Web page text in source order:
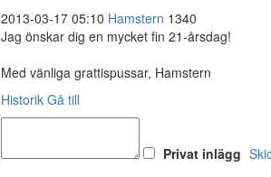
2013-03-17 05:10 Hamstern 1340
Jag önskar dig en mycket fin 21-årsdag!
Med vänliga grattispussar, Hamstern
Historik Gå till
Privat inlägg